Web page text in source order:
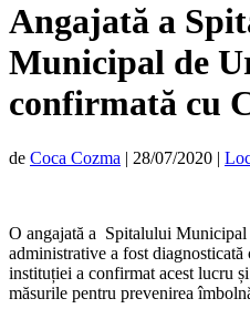
Angajată a
Municipal de
confirmată cu
de Coca Cozma | 28/07/2020 |
O angajată a Spitalului
administrative a fost
instituției a confirmat acest lucru
măsurile pentru prevenirea